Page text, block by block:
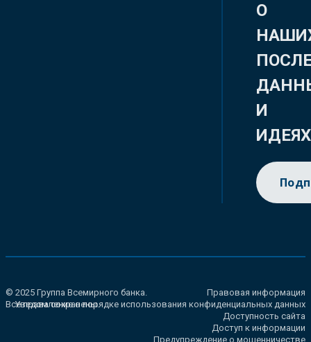
О
И
ИДЕЯХ
© 2025 Группа Всемирного банка.
Все права сохранены.
Правовая информация
Уведомление о порядке использования конфиденциальных данных
Доступность сайта
Доступ к информации
Предупреждение о мошенничестве